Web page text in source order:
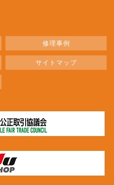
修理事例
サイトマップ